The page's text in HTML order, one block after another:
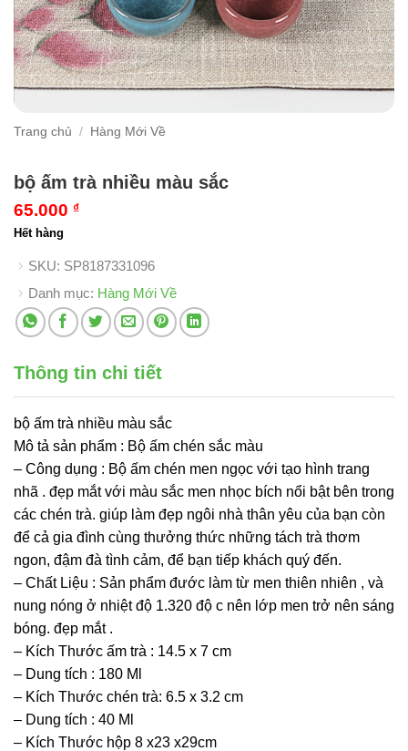
Trang chủ / Hàng Mới Về
bộ ấm trà nhiều màu sắc
65.000 ₫
Hết hàng
SKU: SP8187331096
Danh mục: Hàng Mới Về
Thông tin chi tiết
bộ ấm trà nhiều màu sắc
Mô tả sản phẩm : Bộ ấm chén sắc màu
– Công dụng : Bộ ấm chén men ngọc với tạo hình trang
nhã . đẹp mắt với màu sắc men nhọc bích nổi bật bên trong
các chén trà. giúp làm đẹp ngôi nhà thân yêu của bạn còn
để cả gia đình cùng thưởng thức những tách trà thơm
ngon, đậm đà tình cảm, để bạn tiếp khách quý đến.
– Chất Liệu : Sản phẩm đước làm từ men thiên nhiên , và
nung nóng ở nhiệt độ 1.320 độ c nên lớp men trở nên sáng
bóng. đẹp mắt .
– Kích Thước ấm trà : 14.5 x 7 cm
– Dung tích : 180 Ml
– Kích Thước chén trà: 6.5 x 3.2 cm
– Dung tích : 40 Ml
– Kích Thước hộp 8 x23 x29cm